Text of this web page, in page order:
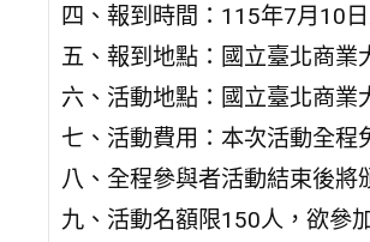
四、報到時間：115年7月10
五、報到地點：國立臺北商業
六、活動地點：國立臺北商業
七、活動費用：本次活動全程
八、全程參與者活動結束後將
九、活動名額限150人，欲參